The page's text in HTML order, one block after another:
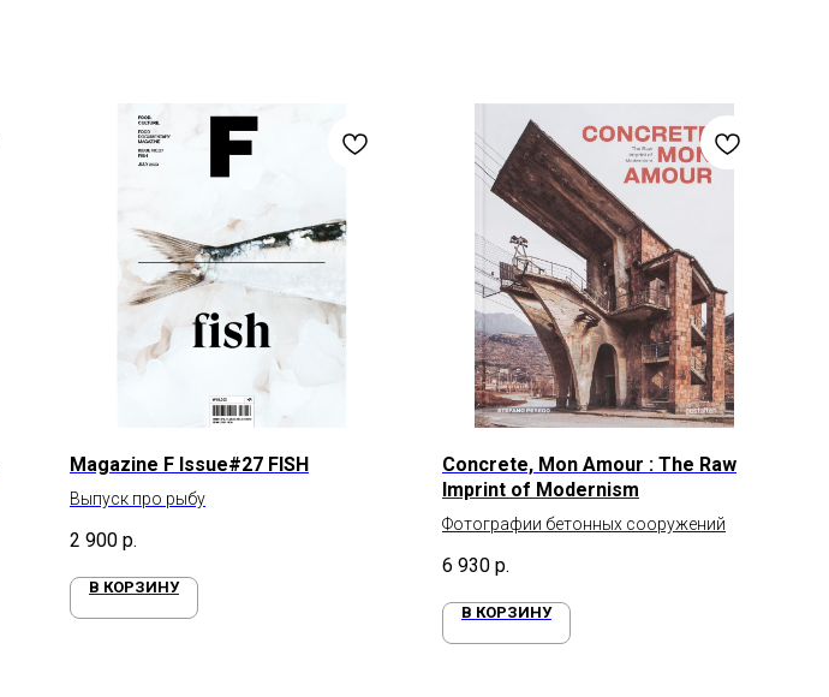
Magazine F Issue#27 FISH
Выпуск про рыбу
2 900 р.
В КОРЗИНУ
Concrete, Mon Amour : The Raw
Imprint of Modernism
Фотографии бетонных сооружений
6 930 р.
В КОРЗИНУ